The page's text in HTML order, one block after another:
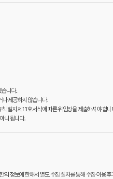
습니다.
제공하지 않습니다.
별지 제11호 서식에 따른 위임장을 제출하셔야 합니
니 됩니다.
정보에 한해서 별도 수집 절차를 통해 수집·이용